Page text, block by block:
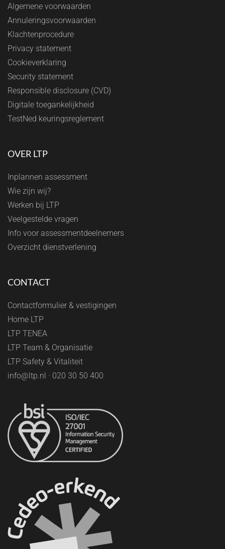
Algemene voorwaarden
Annuleringsvoorwaarden
Klachtenprocedure
Privacy statement
Cookieverklaring
Security statement
Responsible disclosure (CVD)
Digitale toegankelijkheid
TestNed keuringsreglement
OVER LTP
Inplannen assessment
Wie zijn wij?
Werken bij LTP
Veelgestelde vragen
Info voor assessmentdeelnemers
Overzicht dienstverlening
CONTACT
Contactformulier & vestigingen
Home LTP
LTP TENEA
LTP Team & Organisatie
LTP Safety & Vitaliteit
info@ltp.nl · 020 30 50 400